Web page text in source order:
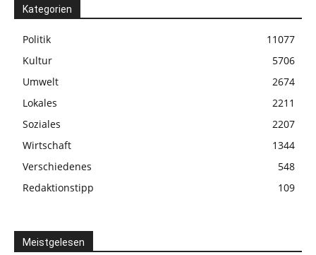
Kategorien
Politik
11077
Kultur
5706
Umwelt
2674
Lokales
2211
Soziales
2207
Wirtschaft
1344
Verschiedenes
548
Redaktionstipp
109
Meistgelesen